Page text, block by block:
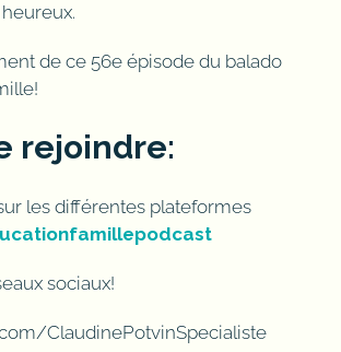
de ce 56e épisode du balado
rejoindre:
les différentes plateformes
sociaux!
ClaudinePotvinSpecialiste